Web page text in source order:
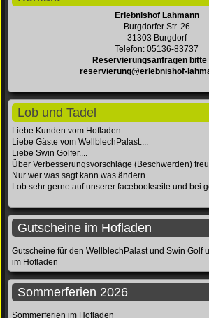
Erlebnishof Lahmann
Burgdorfer Str. 26
31303 Burgdorf
Telefon: 05136-83737
Reservierungsanfragen bitte
reservierung@erlebnishof-
Lob und Tadel
Liebe Kunden vom Hofladen.....
Liebe Gäste vom WellblechPalast....
Liebe Swin Golfer....
Über Verbesserungsvorschläge (Beschwerden)
Nur wer was sagt kann was ändern.
Lob sehr gerne auf unserer facebookseite und bei
Gutscheine im Hofladen
Gutscheine für den WellblechPalast und Swin Golf
im Hofladen
Sommerferien 2026
Sommerferien im Hofladen